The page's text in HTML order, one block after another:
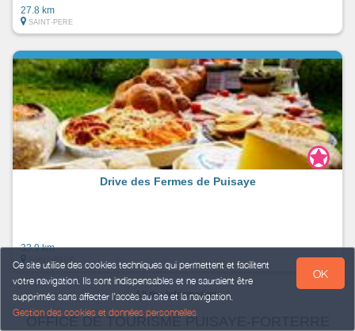
Ce site utilise des cookies techniques qui permettent et facilitent
votre navigation. Ils sont indispensables et ne sauraient être
supprimés sans affecter l’accès au site et la navigation.
Gestion des cookies et données personnelles
OK
27.8 km
SAINT-PERE
Drive des Fermes de Puisaye
33.9 km
All the information:
OFFICE DE TOURISME PUISAYE-FORTERRE